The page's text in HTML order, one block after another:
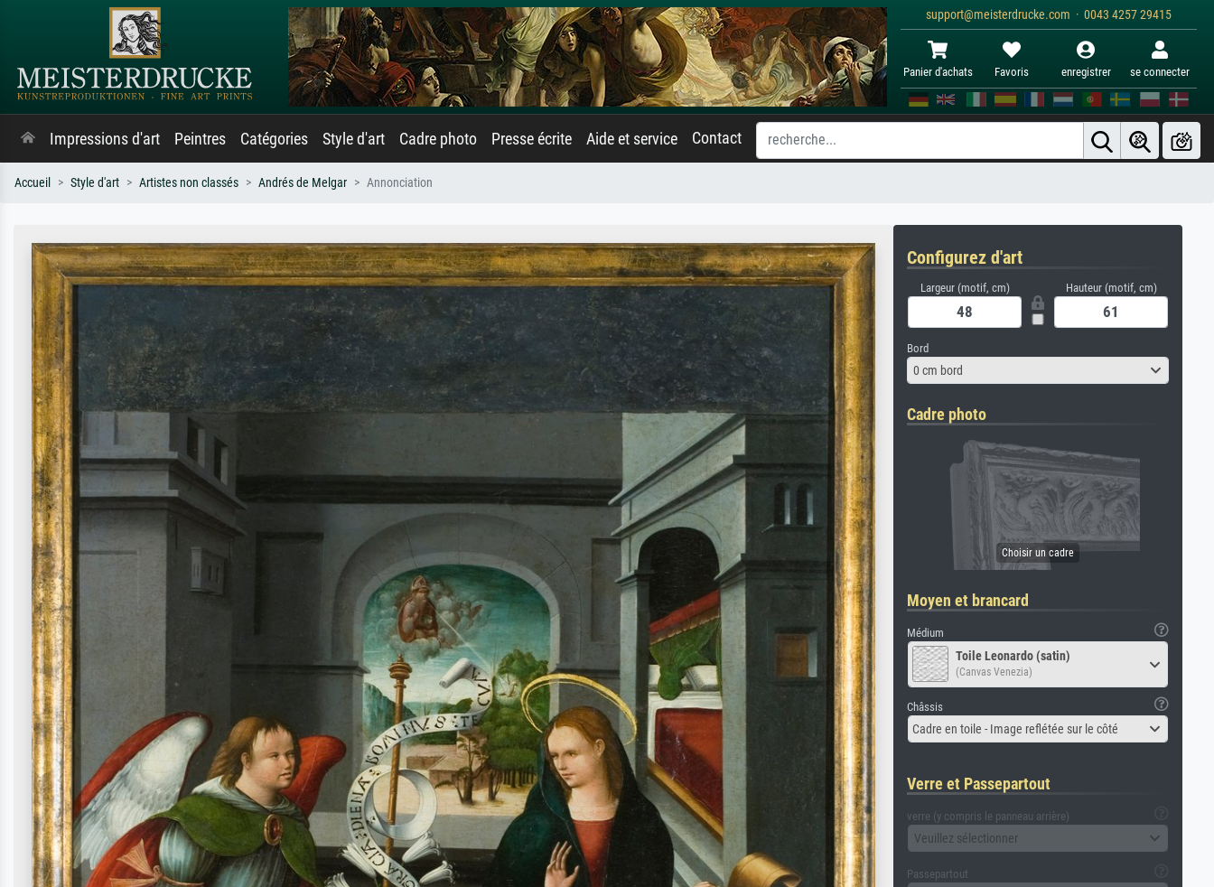
support@meisterdrucke.com · 0043 4257 29415
Panier d'achats Favoris enregistrer se connecter
Impressions d'art Peintres Catégories Style d'art Cadre photo Presse écrite Aide et service Contact
Accueil Style d'art Artistes non classés Andrés de Melgar Annonciation
Configurez d'art
Largeur (motif, cm) Hauteur (motif, cm)
Bord
0 cm bord
Cadre photo
Moyen et brancard
Médium
Toile Leonardo (satin)
(Canvas Venezia)
Châssis
Cadre en toile - Image reflétée sur le côté
Verre et Passepartout
verre (y compris le panneau arrière)
Veuillez sélectionner
Passepartout